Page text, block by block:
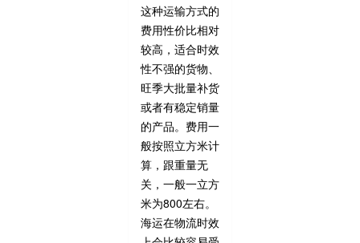
这种运输方式的
费用性价比相对
较高，适合时效
性不强的货物、
旺季大批量补货
或者有稳定销量
的产品。费用一
般按照立方米计
算，跟重量无
关，一般一立方
米为800左右。
海运在物流时效